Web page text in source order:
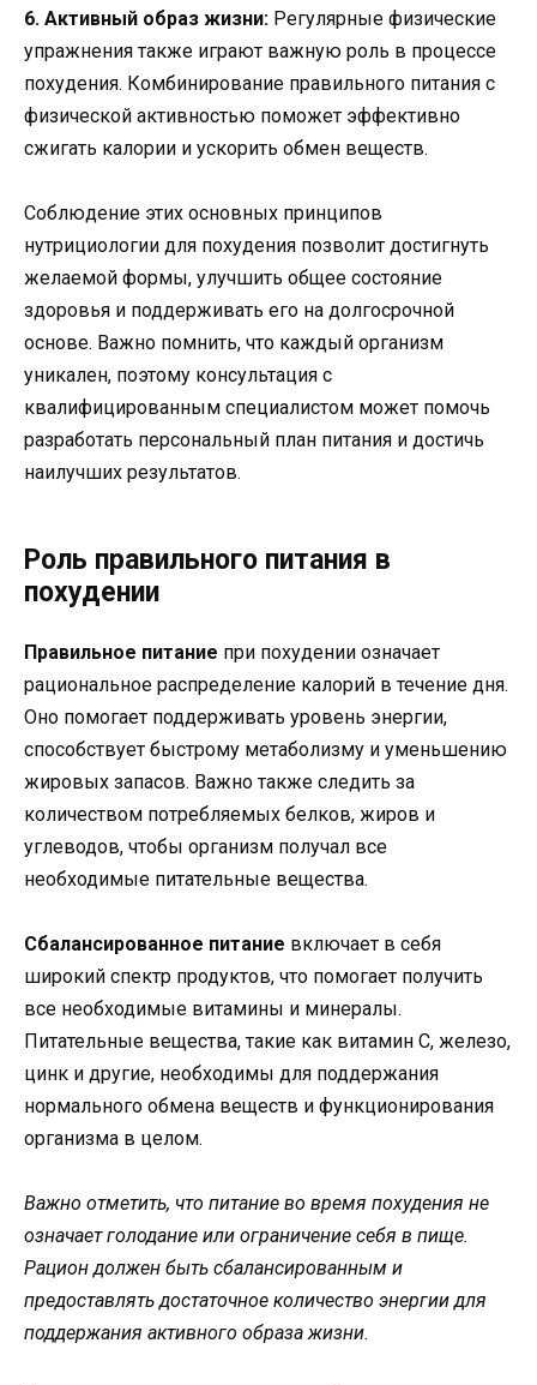
6. Активный образ жизни: Регулярные физические
упражнения также играют важную роль в процессе
похудения. Комбинирование правильного питания с
физической активностью поможет эффективно
сжигать калории и ускорить обмен веществ.
Соблюдение этих основных принципов
нутрициологии для похудения позволит достигнуть
желаемой формы, улучшить общее состояние
здоровья и поддерживать его на долгосрочной
основе. Важно помнить, что каждый организм
уникален, поэтому консультация с
квалифицированным специалистом может помочь
разработать персональный план питания и достичь
наилучших результатов.
Роль правильного питания в
похудении
Правильное питание при похудении означает
рациональное распределение калорий в течение дня.
Оно помогает поддерживать уровень энергии,
способствует быстрому метаболизму и уменьшению
жировых запасов. Важно также следить за
количеством потребляемых белков, жиров и
углеводов, чтобы организм получал все
необходимые питательные вещества.
Сбалансированное питание включает в себя
широкий спектр продуктов, что помогает получить
все необходимые витамины и минералы.
Питательные вещества, такие как витамин С, железо,
цинк и другие, необходимы для поддержания
нормального обмена веществ и функционирования
организма в целом.
Важно отметить, что питание во время похудения не
означает голодание или ограничение себя в пище.
Рацион должен быть сбалансированным и
предоставлять достаточное количество энергии для
поддержания активного образа жизни.